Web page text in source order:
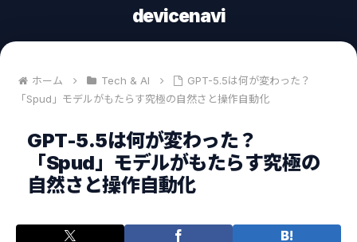
devicenavi
ホーム Tech & AI
GPT-5.5は何が変わった？
「Spud」モデルがもたらす究極の自然さと操作自動化
GPT-5.5は何が変わった？
「Spud」モデルがもたらす究極の
自然さと操作自動化